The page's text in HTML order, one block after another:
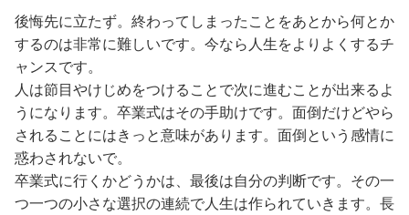
後悔先に立たず。終わってしまったことをあとから何とか
するのは非常に難しいです。今なら人生をよりよくするチ
ャンスです。
人は節目やけじめをつけることで次に進むことが出来るよ
うになります。卒業式はその手助けです。面倒だけどやら
されることにはきっと意味があります。面倒という感情に
惑わされないで。
卒業式に行くかどうかは、最後は自分の判断です。その一
つ一つの小さな選択の連続で人生は作られていきます。長